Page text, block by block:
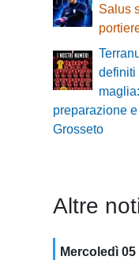
Salus
definiti
preparazione
Grosseto
Altre
Mercoledì